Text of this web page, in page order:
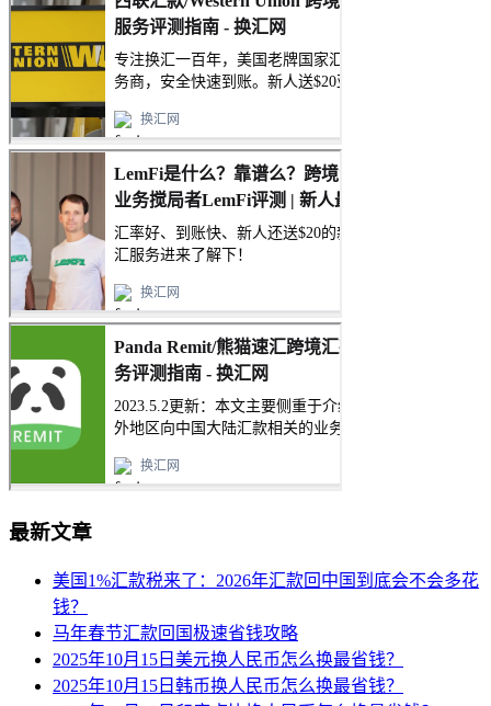
最新文章
美国1%汇款税来了：2026年汇款回中国到底会不会多花
钱？
马年春节汇款回国极速省钱攻略
2025年10月15日美元换人民币怎么换最省钱？
2025年10月15日韩币换人民币怎么换最省钱？